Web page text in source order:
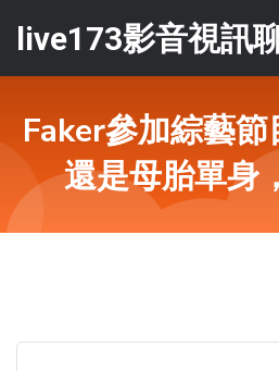
live173影音視訊
Faker參加綜藝
還是母胎單身